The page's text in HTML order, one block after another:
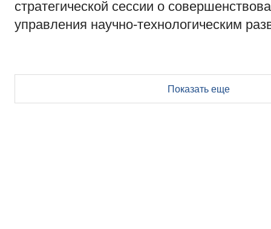
стратегической сессии о
управления научно-технологическим
Показать еще